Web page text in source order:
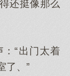
还挺像那么
“出门太着
了、”